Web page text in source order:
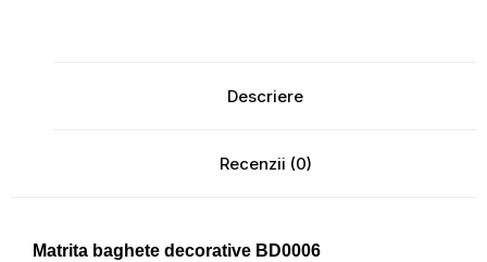
Descriere
Recenzii (0)
Matrita baghete decorative BD0006